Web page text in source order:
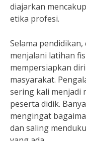
diajarkan
etika profesi.
Selama
menjalani latihan
mempersiapkan
masyarakat.
sering kali menjadi
peserta didik.
mengingat
dan saling